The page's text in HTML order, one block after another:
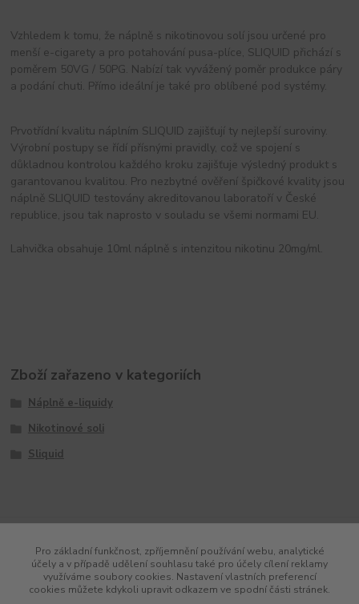
Vzhledem k tomu, že náplně s nikotinovou solí jsou určené pro
menší e-cigarety a pro potahování pusa-plíce, SLIQUID přichází s
poměrem 50VG / 50PG. Nabízí tak vyvážený poměr produkce páry
a podání chuti. Přímo ideální je také pro oblíbené pod systémy.
Prvotřídní kvalitu náplním SLIQUID zajišťují ty nejlepší suroviny.
Výrobní postupy se řídí přísnými pravidly, což ve spojení s
důkladnou kontrolou každého kroku zajišťuje výsledný produkt s
garantovanou kvalitou. Pro nezbytné ověření špičkové kvality jsou
náplně SLIQUID testovány akreditovanou laboratoří v České
republice, jsou tak naprosto v souladu se všemi normami EU.
Lahvička obsahuje 10ml náplně s intenzitou nikotinu 20mg/ml.
Zboží zařazeno v kategoriích
Náplně e-liquidy
Nikotinové soli
Sliquid
Pro základní funkčnost, zpříjemnění používání webu, analytické
účely a v případě udělení souhlasu také pro účely cílení reklamy
využíváme soubory cookies. Nastavení vlastních preferencí
cookies můžete kdykoli upravit odkazem ve spodní části stránek.